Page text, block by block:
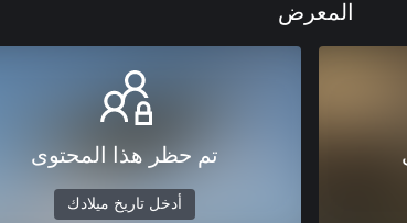
المعرض
تم حظر هذا المحتوى
أدخل تاريخ ميلادك